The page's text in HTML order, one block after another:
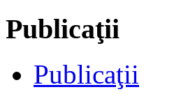
Publicaţii
Publicaţii